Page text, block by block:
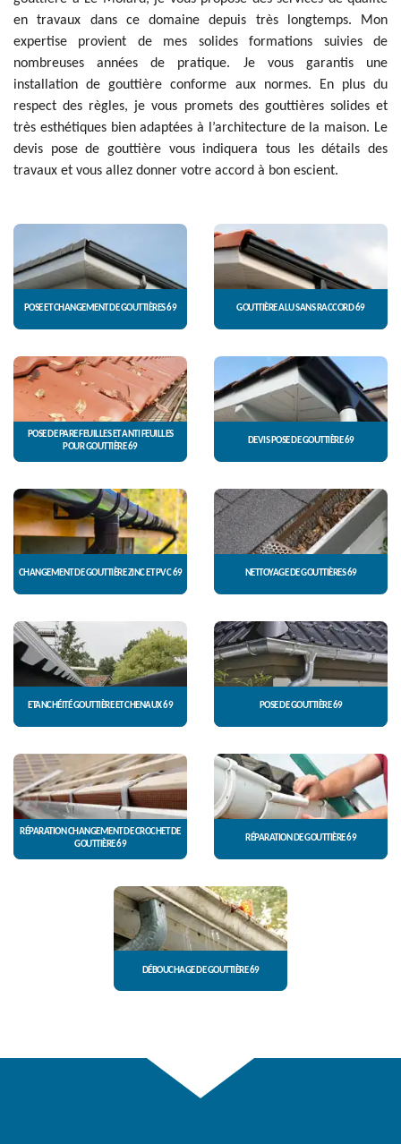
en travaux dans ce domaine depuis très longtemps. Mon
expertise provient de mes solides formations suivies de
nombreuses années de pratique. Je vous garantis une
installation de gouttière conforme aux normes. En plus du
respect des règles, je vous promets des gouttières solides et
très esthétiques bien adaptées à l’architecture de la maison. Le
devis pose de gouttière vous indiquera tous les détails des
travaux et vous allez donner votre accord à bon escient.
POSE ET CHANGEMENT DE GOUTTIÈRES 69 GOUTTIÈRE ALU SANS RACCORD 69
POSE DE PARE FEUILLES ET ANTI FEUILLES
POUR GOUTTIÈRE 69
DEVIS POSE DE GOUTTIÈRE 69
CHANGEMENT DE GOUTTIÈRE ZINC ET PVC 69 NETTOYAGE DE GOUTTIÈRES 69
ETANCHÉITÉ GOUTTIÈRE ET CHENAUX 69 POSE DE GOUTTIÈRE 69
RÉPARATION CHANGEMENT DE CROCHET DE
GOUTTIÈRE 69
RÉPARATION DE GOUTTIÈRE 69
DÉBOUCHAGE DE GOUTTIÈRE 69